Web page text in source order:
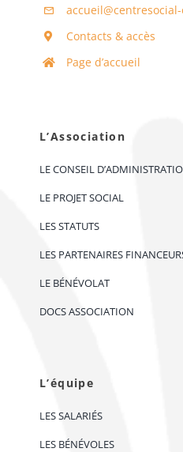
Contacts & accès
Page d’accueil
L’Association
LE CONSEIL
LE PROJET SOCIAL
LES STATUTS
LES PARTENAIRES
LE BÉNÉVOLAT
DOCS ASSOCIATION
L’équipe
LES SALARIÉS
LES BÉNÉVOLES